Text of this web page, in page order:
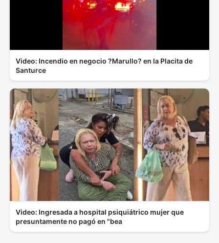
Video: Incendio en negocio ?Marullo? en la Placita de
Santurce
Video: Ingresada a hospital psiquiátrico mujer que
presuntamente no pagó en "bea